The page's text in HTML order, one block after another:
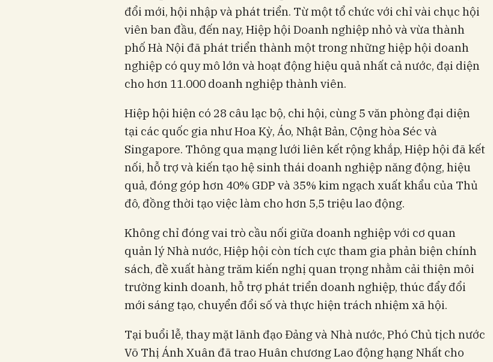
đổi mới, hội nhập và phát triển. Từ một tổ chức với chỉ vài chục hội
viên ban đầu, đến nay, Hiệp hội Doanh nghiệp nhỏ và vừa thành
phố Hà Nội đã phát triển thành một trong những hiệp hội doanh
nghiệp có quy mô lớn và hoạt động hiệu quả nhất cả nước, đại diện
cho hơn 11.000 doanh nghiệp thành viên.
Hiệp hội hiện có 28 câu lạc bộ, chi hội, cùng 5 văn phòng đại diện
tại các quốc gia như Hoa Kỳ, Áo, Nhật Bản, Cộng hòa Séc và
Singapore. Thông qua mạng lưới liên kết rộng khắp, Hiệp hội đã kết
nối, hỗ trợ và kiến tạo hệ sinh thái doanh nghiệp năng động, hiệu
quả, đóng góp hơn 40% GDP và 35% kim ngạch xuất khẩu của Thủ
đô, đồng thời tạo việc làm cho hơn 5,5 triệu lao động.
Không chỉ đóng vai trò cầu nối giữa doanh nghiệp với cơ quan
quản lý Nhà nước, Hiệp hội còn tích cực tham gia phản biện chính
sách, đề xuất hàng trăm kiến nghị quan trọng nhằm cải thiện môi
trường kinh doanh, hỗ trợ phát triển doanh nghiệp, thúc đẩy đổi
mới sáng tạo, chuyển đổi số và thực hiện trách nhiệm xã hội.
Tại buổi lễ, thay mặt lãnh đạo Đảng và Nhà nước, Phó Chủ tịch nước
Võ Thị Ánh Xuân đã trao Huân chương Lao động hạng Nhất cho